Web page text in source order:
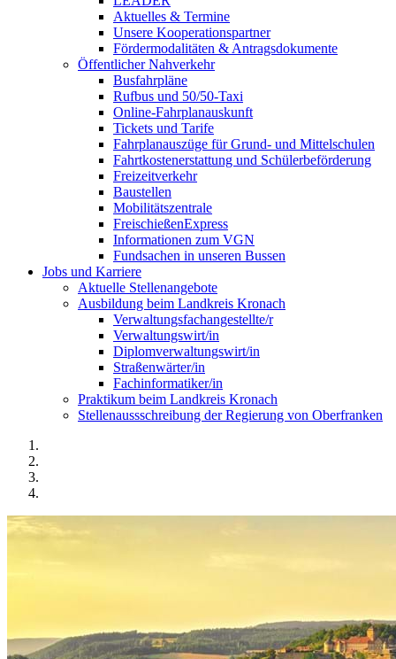
Aktuelles & Termine
Unsere Kooperationspartner
Fördermodalitäten & Antragsdokumente
Öffentlicher Nahverkehr
Busfahrpläne
Rufbus und 50/50-Taxi
Online-Fahrplanauskunft
Tickets und Tarife
Fahrplanauszüge für Grund- und Mittelschulen
Fahrtkostenerstattung und Schülerbeförderung
Freizeitverkehr
Baustellen
Mobilitätszentrale
FreischießenExpress
Informationen zum VGN
Fundsachen in unseren Bussen
Jobs und Karriere
Aktuelle Stellenangebote
Ausbildung beim Landkreis Kronach
Verwaltungsfachangestellte/r
Verwaltungswirt/in
Diplomverwaltungswirt/in
Straßenwärter/in
Fachinformatiker/in
Praktikum beim Landkreis Kronach
Stellenaussschreibung der Regierung von Oberfranken